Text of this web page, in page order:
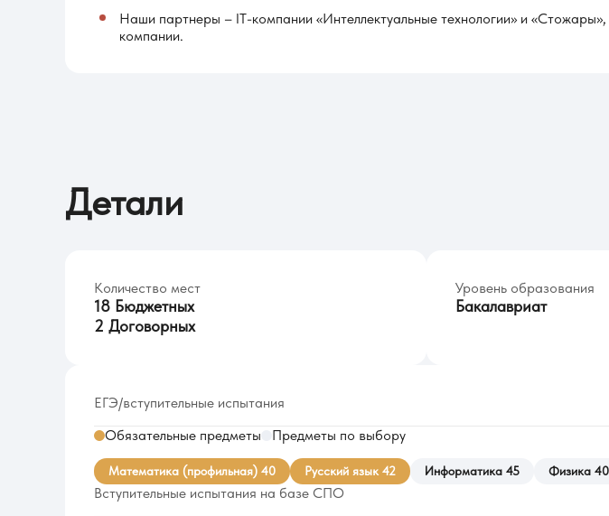
Наши партнеры – IT-компании «Интеллектуальные технологии» и
компании.
Детали
Количество мест
18 Бюджетных
2 Договорных
Уровень образования
Бакалавриат
ЕГЭ/вступительные испытания
Обязательные предметы
Предметы по выбору
Математика (профильная) 40 Русский язык 42 Информатика 45 Физика 40
Вступительные испытания на базе СПО